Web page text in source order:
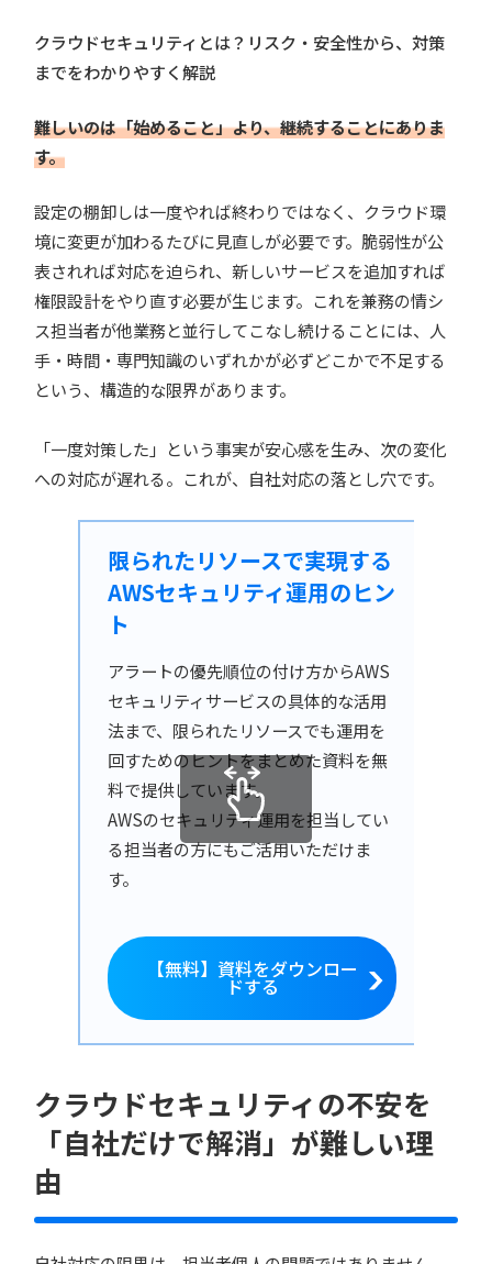
クラウドセキュリティとは？リスク・安全性から、対策
までをわかりやすく解説
難しいのは「始めること」より、継続することにありま
す。
設定の棚卸しは一度やれば終わりではなく、クラウド環
境に変更が加わるたびに見直しが必要です。脆弱性が公
表されれば対応を迫られ、新しいサービスを追加すれば
権限設計をやり直す必要が生じます。これを兼務の情シ
ス担当者が他業務と並行してこなし続けることには、人
手・時間・専門知識のいずれかが必ずどこかで不足する
という、構造的な限界があります。
「一度対策した」という事実が安心感を生み、次の変化
への対応が遅れる。これが、自社対応の落とし穴です。
限られたリソースで実現する
AWSセキュリティ運用のヒン
ト
アラートの優先順位の付け方からAWS
セキュリティサービスの具体的な活用
法まで、限られたリソースでも運用を
回すためのヒントをまとめた資料を無
料で提供しています。
AWSのセキュリティ運用を担当してい
る担当者の方にもご活用いただけま
す。
【無料】資料をダウンロー
ドする
クラウドセキュリティの不安を
「自社だけで解消」が難しい理
由